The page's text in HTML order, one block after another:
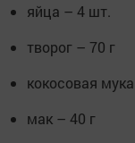
яйца – 4 шт.
творог – 70 г
кокосовая
мак – 40 г